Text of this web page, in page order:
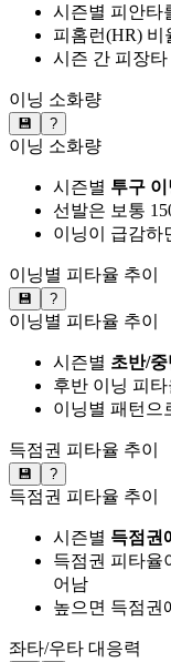
시즌별 피안타
피홈런(HR) 비
시즌 간 피장
이닝 소화량
💾 ?
이닝 소화량
시즌별 투구
선발은 보통
이닝이 급감하
이닝별 피타율 추이
💾 ?
이닝별 피타율 추이
시즌별 초반/
후반 이닝 피
이닝별 패턴으
득점권 피타율 추이
💾 ?
득점권 피타율 추이
시즌별 득점권
득점권 피타율
어남
높으면 득점권
좌타/우타 대응력